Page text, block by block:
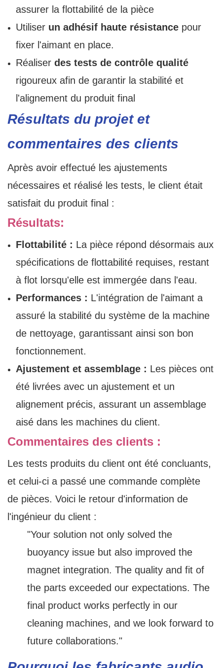
assurer la flottabilité de la pièce
Utiliser un adhésif haute résistancepour
fixer l'aimant en place.
Réaliser des tests de contrôle qualité
rigoureux afin de garantir la stabilité et
l'alignement du produit final
Résultats du projet et
commentaires des clients
Après avoir effectué les ajustements
nécessaires et réalisé les tests, le client était
satisfait du produit final :
Résultats:
Flottabilité : La pièce répond désormais aux
spécifications de flottabilité requises, restant
à flot lorsqu'elle est immergée dans l'eau.
Performances : L'intégration de l'aimant a
assuré la stabilité du système de la machine
de nettoyage, garantissant ainsi son bon
fonctionnement.
Ajustement et assemblage : Les pièces ont
été livrées avec un ajustement et un
alignement précis, assurant un assemblage
aisé dans les machines du client.
Commentaires des clients :
Les tests produits du client ont été concluants,
et celui-ci a passé une commande complète
de pièces. Voici le retour d'information de
l'ingénieur du client :
"Your solution not only solved the
buoyancy issue but also improved the
magnet integration. The quality and fit of
the parts exceeded our expectations. The
final product works perfectly in our
cleaning machines, and we look forward to
future collaborations."